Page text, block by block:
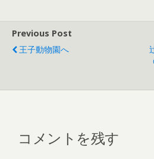
Previous Post
王子動物園へ
コメントを残す